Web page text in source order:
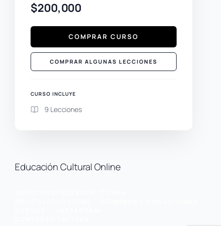
$200,000
COMPRAR CURSO
COMPRAR ALGUNAS LECCIONES
CURSO INCLUYE
9 Lecciones
Educación Cultural Online